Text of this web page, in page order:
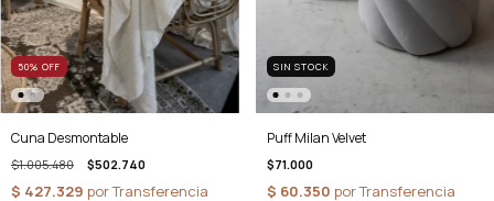
50% OFF
Cuna Desmontable
$1.005.480 $502.740
SIN STOCK
Puff Milan Velvet
$71.000